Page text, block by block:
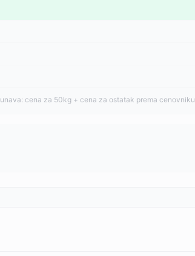
cena za 50kg + cena za ostatak prema cenovniku